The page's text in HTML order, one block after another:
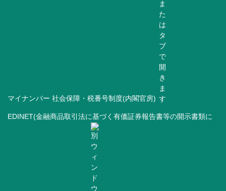
マイナンバー 社会保障・税番号制度(内閣官房)
EDINET(金融商品取引法に基づく有価証券報告書等の開示書類に